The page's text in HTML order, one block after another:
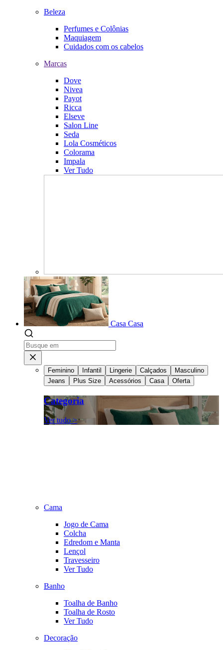
Beleza
Perfumes e Colônias
Maquiagem
Cuidados com os cabelos
Marcas
Dove
Nivea
Payot
Ricca
Elseve
Salon Line
Seda
Lola Cosméticos
Colorama
Impala
Ver Tudo
Casa Casa
Feminino Infantil Lingerie Calçados
Masculino
Jeans
Plus Size Acessórios Casa Oferta
Categoria
Ver tudo >
Cama
Jogo de Cama
Colcha
Edredom e Manta
Lençol
Travesseiro
Ver Tudo
Banho
Toalha de Banho
Toalha de Rosto
Ver Tudo
Decoração